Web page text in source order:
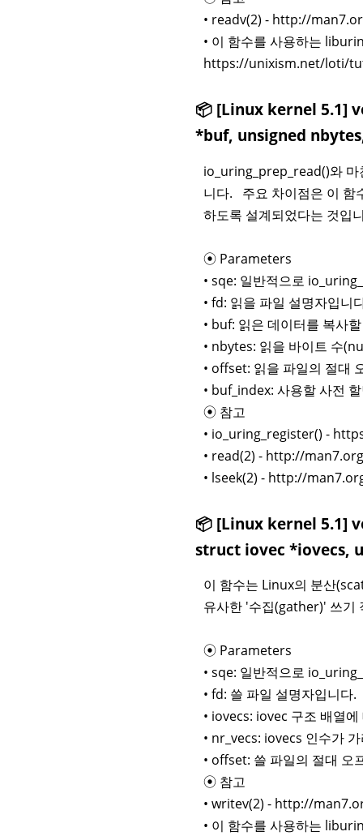
• readv(2) - http://
• 이 함수를 사용하는
https://unixism.net/loti/
📦 [Linux kernel 5.1]
*buf, unsigned
io_uring_prep_read()와 마
니다. 주요 차이점은 이 함
하도록 설계되었다는 것입
⦿ Parameters
• sqe: 일반적으로
• fd: 읽을 파일 설명자입니
• buf: 읽은 데이터를 복사
• nbytes: 읽을 바이트 수
• offset: 읽을 파일의 절대
• buf_index: 사용할 사전
⦿ 참고
• io_uring_register() -
• read(2) - http://
• lseek(2) - http://
📦 [Linux kernel 5.1]
struct iovec *iovecs,
이 함수는 Linux의 분산
유사한 '수집(gather)' 쓰기
⦿ Parameters
• sqe: 일반적으로
• fd: 쓸 파일 설명자입니다.
• iovecs: iovec 구조 배열
• nr_vecs: iovecs 인수가
• offset: 쓸 파일의 절대 오
⦿ 참고
• writev(2) - http://
• 이 함수를 사용하는